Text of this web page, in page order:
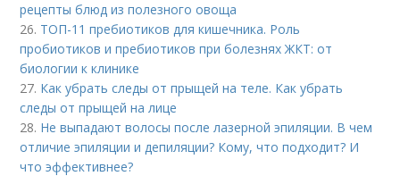
рецепты блюд из полезного овоща
26. ТОП-11 пребиотиков для кишечника. Роль
пробиотиков и пребиотиков при болезнях ЖКТ: от
биологии к клинике
27. Как убрать следы от прыщей на теле. Как убрать
следы от прыщей на лице
28. Не выпадают волосы после лазерной эпиляции. В чем
отличие эпиляции и депиляции? Кому, что подходит? И
что эффективнее?